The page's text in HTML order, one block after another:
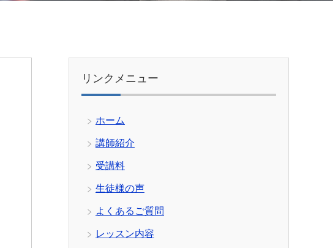
リンクメニュー
ホーム
講師紹介
受講料
生徒様の声
よくあるご質問
レッスン内容